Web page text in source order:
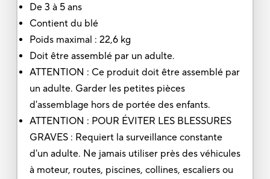
De 3 à 5 ans
Contient du blé
Poids maximal : 22,6 kg
Doit être assemblé par un adulte.
ATTENTION : Ce produit doit être assemblé par
un adulte. Garder les petites pièces
d'assemblage hors de portée des enfants.
ATTENTION : POUR ÉVITER LES BLESSURES
GRAVES : Requiert la surveillance constante
d'un adulte. Ne jamais utiliser près des véhicules
à moteur, routes, piscines, collines, escaliers ou